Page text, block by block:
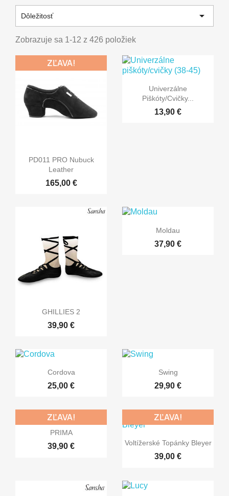
Dôležitosť 
Zobrazuje sa 1-12 z 426 položiek
Rýchly náhľad
PD011 PRO Nubuck
Leather
165,00 €
ZĽAVA!
Rýchly náhľad
Univerzálne
Piškóty/cvičky...
13,90 €
Rýchly náhľad
GHILLIES 2
39,90 €
Rýchly náhľad
Moldau
37,90 €
Rýchly náhľad
Cordova
25,00 €
Rýchly náhľad
Swing
29,90 €
Rýchly náhľad
PRIMA
39,90 €
ZĽAVA!
Rýchly náhľad
Voltížerské Topánky Bleyer
39,00 €
ZĽAVA!